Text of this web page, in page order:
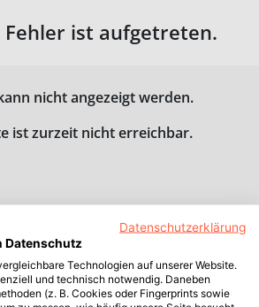
Fehler ist aufgetreten.
nicht angezeigt werden.
ist zurzeit nicht erreichbar.
Datenschutzerklärung
Datenschutz
Technologien auf unserer Website.
und technisch notwendig. Daneben
(z. B. Cookies oder Fingerprints sowie